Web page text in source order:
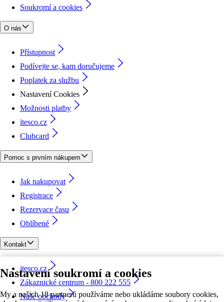
Nastavení soukromí a cookies
My a našich 18 partnerů používáme nebo ukládáme soubory cookies,
Soukromí a cookies
O nás
Přístupnost
Podívejte se, kam doručujeme
Poplatek za službu
Nastavení Cookies
Možnosti platby
itesco.cz
Clubcard
Pomoc s prvním nákupem
Jak nakupovat
Registrace
Rezervace času
Oblíbené
Kontakt
itesco.cz
Zákaznické centrum - 800 222 555
Naše obchody